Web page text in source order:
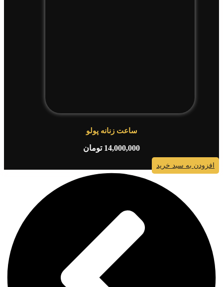
ساعت زنانه پولو
14,000,000 تومان
افزودن به سبد خرید